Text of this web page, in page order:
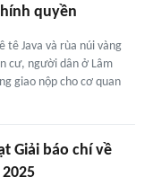
quyền
tê Java và rùa núi vàng
cư, người dân ở Lâm
giao nộp cho cơ quan
Giải báo chí về